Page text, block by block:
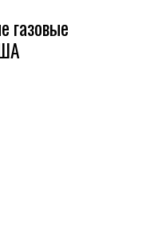
газовые